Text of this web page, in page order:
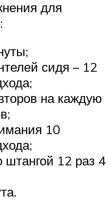
для
сидя – 12
на каждую
10
штангой 12 раз 4